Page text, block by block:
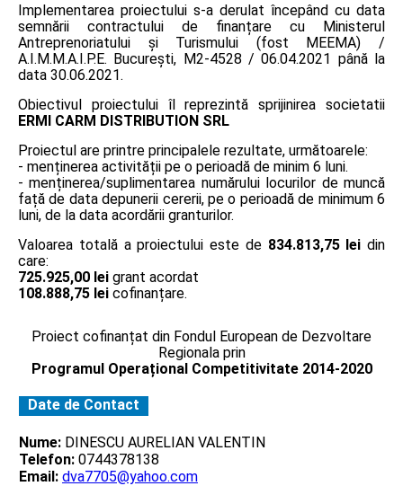
Implementarea proiectului s-a derulat începând cu data
semnării contractului de finanțare cu Ministerul
Antreprenoriatului și Turismului (fost MEEMA) /
A.I.M.M.A.I.P.E. București, M2-4528 / 06.04.2021 până la
data 30.06.2021.
Obiectivul proiectului îl reprezintă sprijinirea societatii
ERMI CARM DISTRIBUTION SRL
Proiectul are printre principalele rezultate, următoarele:
- menținerea activității pe o perioadă de minim 6 luni.
- menținerea/suplimentarea numărului locurilor de muncă
față de data depunerii cererii, pe o perioadă de minimum 6
luni, de la data acordării granturilor.
Valoarea totală a proiectului este de 834.813,75 lei din
care:
725.925,00 lei grant acordat
108.888,75 lei cofinanțare.
Proiect cofinanțat din Fondul European de Dezvoltare
Regionala prin
Programul Operațional Competitivitate 2014-2020
Date de Contact
Nume: DINESCU AURELIAN VALENTIN
Telefon: 0744378138
Email: dva7705@yahoo.com